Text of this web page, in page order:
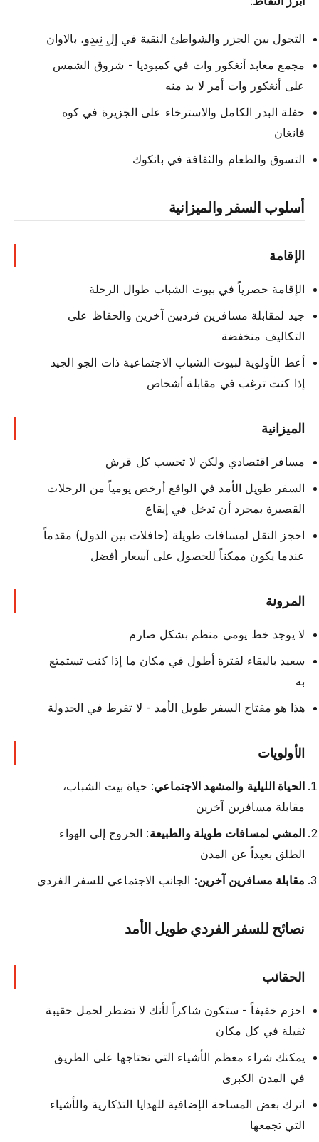
التجول بين الجزر والشواطئ النقية في إل نيدو، بالاوان
مجمع معابد أنغكور وات في كمبوديا - شروق الشمس
على أنغكور وات أمر لا بد منه
حفلة البدر الكامل والاسترخاء على الجزيرة في كوه
فانغان
التسوق والطعام والثقافة في بانكوك
أسلوب السفر والميزانية
الإقامة
الإقامة حصرياً في بيوت الشباب طوال الرحلة
جيد لمقابلة مسافرين فرديين آخرين والحفاظ على
التكاليف منخفضة
أعط الأولوية لبيوت الشباب الاجتماعية ذات الجو الجيد
إذا كنت ترغب في مقابلة أشخاص
الميزانية
مسافر اقتصادي ولكن لا تحسب كل قرش
السفر طويل الأمد في الواقع أرخص يومياً من الرحلات
القصيرة بمجرد أن تدخل في إيقاع
احجز النقل لمسافات طويلة (حافلات بين الدول) مقدماً
عندما يكون ممكناً للحصول على أسعار أفضل
المرونة
لا يوجد خط يومي منظم بشكل صارم
سعيد بالبقاء لفترة أطول في مكان ما إذا كنت تستمتع
به
هذا هو مفتاح السفر طويل الأمد - لا تفرط في الجدولة
الأولويات
الحياة الليلية والمشهد الاجتماعي: حياة بيت الشباب،
مقابلة مسافرين آخرين
المشي لمسافات طويلة والطبيعة: الخروج إلى الهواء
الطلق بعيداً عن المدن
مقابلة مسافرين آخرين: الجانب الاجتماعي للسفر الفردي
نصائح للسفر الفردي طويل الأمد
الحقائب
احزم خفيفاً - ستكون شاكراً لأنك لا تضطر لحمل حقيبة
ثقيلة في كل مكان
يمكنك شراء معظم الأشياء التي تحتاجها على الطريق
في المدن الكبرى
اترك بعض المساحة الإضافية للهدايا التذكارية والأشياء
التي تجمعها